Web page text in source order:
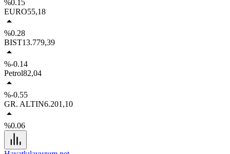
%0.15
EURO55,18
%0.28
BIST13.779,39
%-0.14
Petrol82,04
%-0.55
GR. ALTIN6.201,10
%0.06